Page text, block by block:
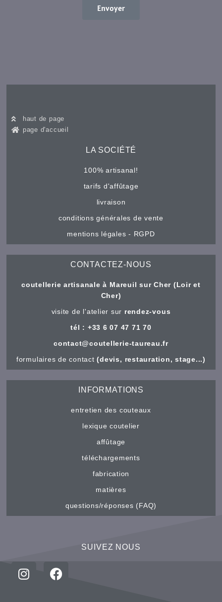
Envoyer
haut de page
page d'accueil
LA SOCIÉTÉ
100% artisanal!
tarifs d'affûtage
livraison
conditions générales de vente
mentions légales - RGPD
CONTACTEZ-NOUS
coutellerie artisanale à Mareuil sur Cher (Loir et
Cher)
visite de l'atelier sur rendez-vous
tél : +33 6 07 47 71 70
contact@coutellerie-taureau.fr
formulaires de contact(devis, restauration, stage...)
INFORMATIONS
entretien des couteaux
lexique coutelier
affûtage
téléchargements
fabrication
matières
questions/réponses (FAQ)
SUIVEZ NOUS